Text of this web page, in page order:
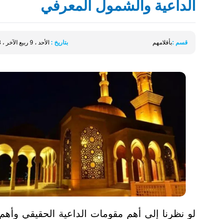
الداعية والشمول المعرفي
قسم :بأقلامهم بتاريخ : الأحد ، 9 ربيع الآخر ، 1443 الموافق 14 نوفمبر 2021
لو نظرنا إلى أهم مقومات الداعية الحقيقي